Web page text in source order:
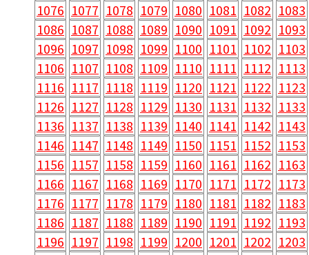
1076 1077 1078 1079 1080 1081 1082 1083
1086 1087 1088 1089 1090 1091 1092 1093
1096 1097 1098 1099 1100 1101 1102 1103
1106 1107 1108 1109 1110 1111 1112 1113
1116 1117 1118 1119 1120 1121 1122 1123
1126 1127 1128 1129 1130 1131 1132 1133
1136 1137 1138 1139 1140 1141 1142 1143
1146 1147 1148 1149 1150 1151 1152 1153
1156 1157 1158 1159 1160 1161 1162 1163
1166 1167 1168 1169 1170 1171 1172 1173
1176 1177 1178 1179 1180 1181 1182 1183
1186 1187 1188 1189 1190 1191 1192 1193
1196 1197 1198 1199 1200 1201 1202 1203